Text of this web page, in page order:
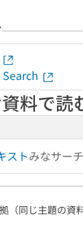
料で読
ストみなサー
（同じ主題の資